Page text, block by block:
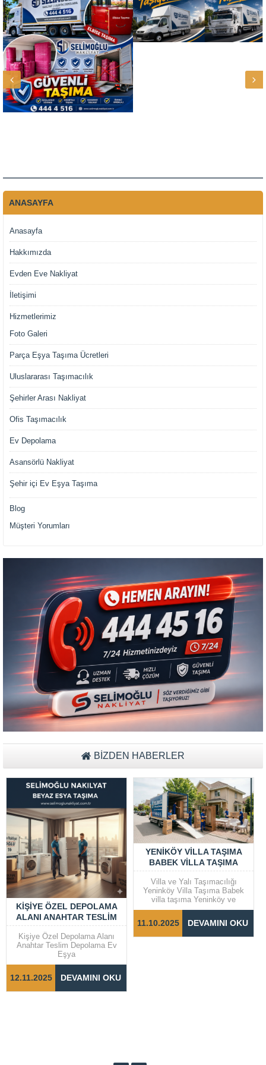
ANASAYFA
Anasayfa
Hakkımızda
Evden Eve Nakliyat
İletişimi
Hizmetlerimiz
Foto Galeri
Parça Eşya Taşıma Ücretleri
Uluslararası Taşımacılık
Şehirler Arası Nakliyat
Ofis Taşımacılık
Ev Depolama
Asansörlü Nakliyat
Şehir içi Ev Eşya Taşıma
Blog
Müşteri Yorumları
BİZDEN HABERLER
KIŞIYE ÖZEL DEPOLAMA
ALANI ANAHTAR TESLIM
DEPOLAMA EV EŞYA
Kişiye Özel Depolama Alanı
Anahtar Teslim Depolama Ev
Eşya
12.11.2025 DEVAMINI OKU
YENIKÖY VILLA TAŞIMA
BABEK VILLA TAŞIMA
Villa ve Yalı Taşımacılığı
Yeninköy Villa Taşıma Babek
villa taşıma Yeninköy ve
Bebek gibi prestijli semtlerde
taşıma işlemleri, dikkat ve
özen gerektiren bir süreçtir.
11.10.2025 DEVAMINI OKU
Müşteri Temsilcisi Fiyat Teklif
al